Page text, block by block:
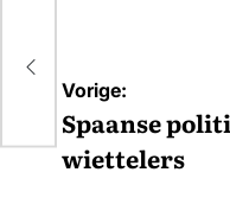
Bericht
navigatie
Vorige:
Spaanse
wiettelers